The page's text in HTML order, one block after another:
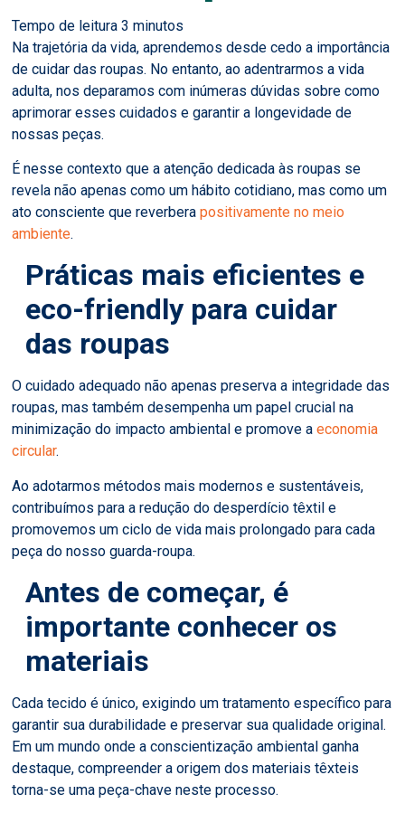
Na trajetória da vida, aprendemos desde cedo a importância
de cuidar das roupas. No entanto, ao adentrarmos a vida
adulta, nos deparamos com inúmeras dúvidas sobre como
aprimorar esses cuidados e garantir a longevidade de
nossas peças.
É nesse contexto que a atenção dedicada às roupas se
revela não apenas como um hábito cotidiano, mas como um
ato consciente que reverbera positivamente no meio
ambiente.
Práticas mais eficientes e
eco-friendly para cuidar
das roupas
O cuidado adequado não apenas preserva a integridade das
roupas, mas também desempenha um papel crucial na
minimização do impacto ambiental e promove aeconomia
circular.
Ao adotarmos métodos mais modernos e sustentáveis,
contribuímos para a redução do desperdício têxtil e
promovemos um ciclo de vida mais prolongado para cada
peça do nosso guarda-roupa.
Antes de começar, é
importante conhecer os
materiais
Cada tecido é único, exigindo um tratamento específico para
garantir sua durabilidade e preservar sua qualidade original.
Em um mundo onde a conscientização ambiental ganha
destaque, compreender a origem dos materiais têxteis
torna-se uma peça-chave neste processo.